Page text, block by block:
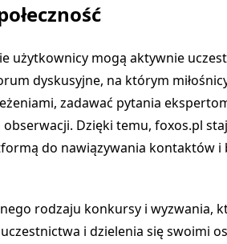
użytkownicy mogą aktywnie
dyskusyjne, na którym
zadawać pytania
Dzięki temu, foxos.pl
do nawiązywania kontaktów i
rodzaju konkursy i wyzwania,
i dzielenia się swoimi